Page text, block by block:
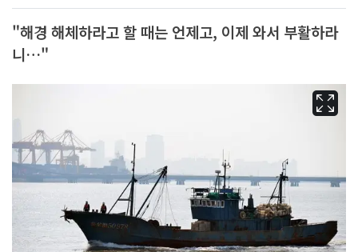
"해경 해체하라고 할 때는 언제고, 이제 와서 부활하라
니…"